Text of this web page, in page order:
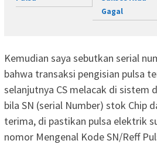
Gagal
Kemudian saya sebutkan serial
bahwa transaksi pengisian pulsa
selanjutnya CS melacak di sistem
bila SN (serial Number) stok Chip
terima, di pastikan pulsa elektrik
nomor Mengenal Kode SN/Reff